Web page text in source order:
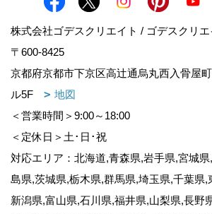
株式会社ゴデスクリエイト / ゴデスクリエ
〒600-8425
京都府京都市下京区高辻通烏丸西入骨屋
ル5F
地図
＜営業時間＞9:00～18:00
＜定休日＞土･日･祝
対応エリア：北海道,青森県,岩手県,宮城
島県,茨城県,栃木県,群馬県,埼玉県,千葉県,
新潟県,富山県,石川県,福井県,山梨県,長野